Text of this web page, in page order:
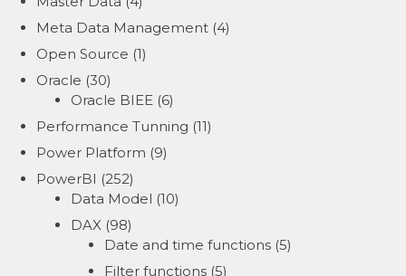
Meta Data Management (4)
Open Source (1)
Oracle (30)
Oracle BIEE (6)
Performance Tunning (11)
Power Platform (9)
PowerBI (252)
Data Model (10)
DAX (98)
Date and time functions (5)
Filter functions (5)